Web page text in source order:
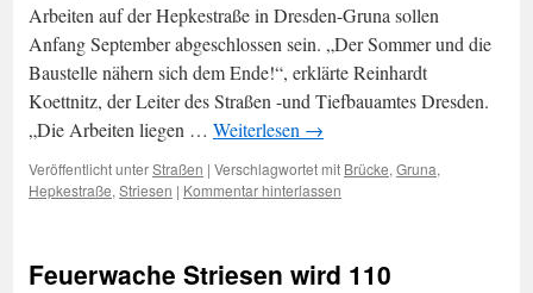
Arbeiten auf der Hepkestraße in Dresden-Gruna sollen
Anfang September abgeschlossen sein. „Der Sommer und die
Baustelle nähern sich dem Ende!“, erklärte Reinhardt
Koettnitz, der Leiter des Straßen -und Tiefbauamtes Dresden.
„Die Arbeiten liegen … Weiterlesen →
Veröffentlicht unterStraßen | Verschlagwortet mit Brücke, Gruna,
Hepkestraße, Striesen | Kommentar hinterlassen
Feuerwache Striesen wird 110